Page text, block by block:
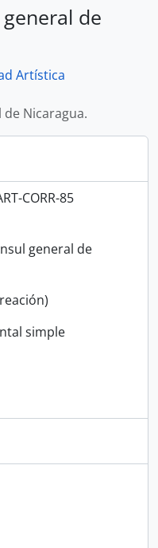
de
Artística
Nicaragua.
CORR-85
general de
simple